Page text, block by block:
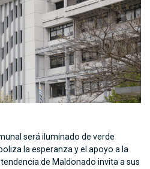
será iluminado de verde
la esperanza y el apoyo a la
de Maldonado invita a sus